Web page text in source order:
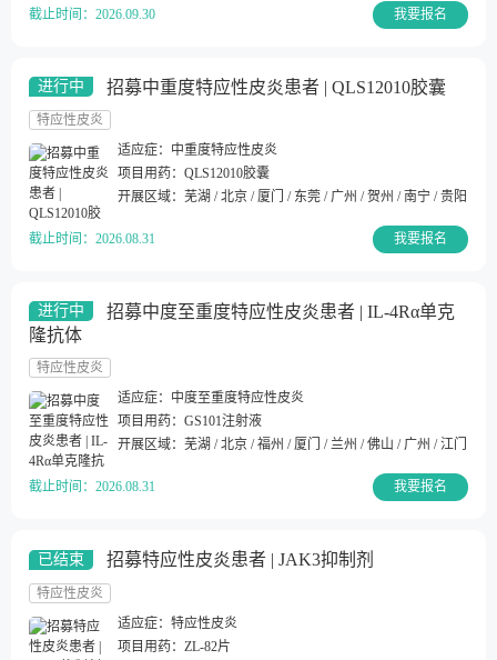
我要报名
截止时间： 2026.09.30
进行中 招募中重度特应性皮炎患者 | QLS12010胶囊
特应性皮炎
适应症： 中重度特应性皮炎
项目用药： QLS12010胶囊
开展区域： 芜湖 / 北京 / 厦门 / 东莞 / 广州 / 贺州 / 南宁 / 贵阳 /
我要报名
截止时间： 2026.08.31
进行中
招募中度至重度特应性皮炎患者 | IL-4Rα单克
隆抗体
特应性皮炎
适应症： 中度至重度特应性皮炎
项目用药： GS101注射液
开展区域： 芜湖 / 北京 / 福州 / 厦门 / 兰州 / 佛山 / 广州 / 江门 /
我要报名
截止时间： 2026.08.31
已结束 招募特应性皮炎患者 | JAK3抑制剂
特应性皮炎
适应症： 特应性皮炎
项目用药： ZL-82片